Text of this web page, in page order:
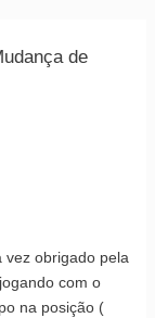
de
vez obrigado pela
com o
na posição (